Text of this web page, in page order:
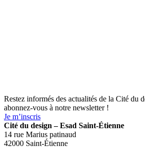
Restez informés des actualités de la Cité du
abonnez-vous à notre newsletter !
Je m’inscris
Cité du design – Esad Saint-Étienne
14 rue Marius patinaud
42000 Saint-Étienne